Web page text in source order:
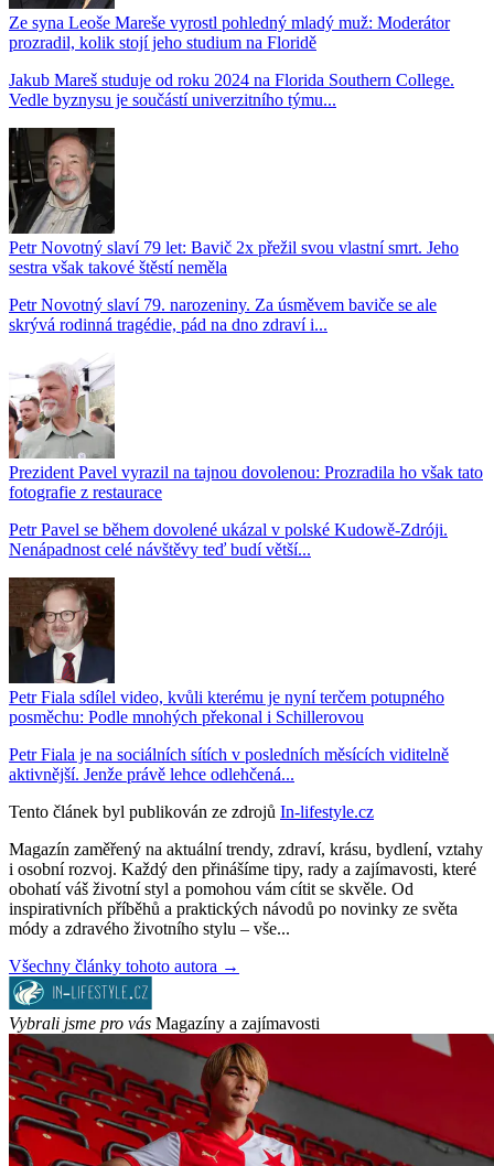
Ze syna Leoše Mareše vyrostl pohledný mladý muž: Moderátor
prozradil, kolik stojí jeho studium na Floridě
Jakub Mareš studuje od roku 2024 na Florida Southern College.
Vedle byznysu je součástí univerzitního týmu...
Petr Novotný slaví 79 let: Bavič 2x přežil svou vlastní smrt. Jeho
sestra však takové štěstí neměla
Petr Novotný slaví 79. narozeniny. Za úsměvem baviče se ale
skrývá rodinná tragédie, pád na dno zdraví i...
Prezident Pavel vyrazil na tajnou dovolenou: Prozradila ho však tato
fotografie z restaurace
Petr Pavel se během dovolené ukázal v polské Kudowě-Zdróji.
Nenápadnost celé návštěvy teď budí větší...
Petr Fiala sdílel video, kvůli kterému je nyní terčem potupného
posměchu: Podle mnohých překonal i Schillerovou
Petr Fiala je na sociálních sítích v posledních měsících viditelně
aktivnější. Jenže právě lehce odlehčená...
Tento článek byl publikován ze zdrojů In-lifestyle.cz
Magazín zaměřený na aktuální trendy, zdraví, krásu, bydlení, vztahy
i osobní rozvoj. Každý den přinášíme tipy, rady a zajímavosti, které
obohatí váš životní styl a pomohou vám cítit se skvěle. Od
inspirativních příběhů a praktických návodů po novinky ze světa
módy a zdravého životního stylu – vše...
Všechny články tohoto autora →
Vybrali jsme pro vás Magazíny a zajímavosti